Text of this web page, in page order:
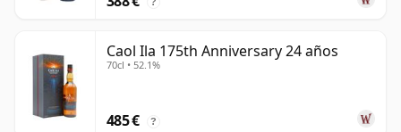
Caol Ila 175th Anniversary 24 años
70cl • 52.1%
485 € ?